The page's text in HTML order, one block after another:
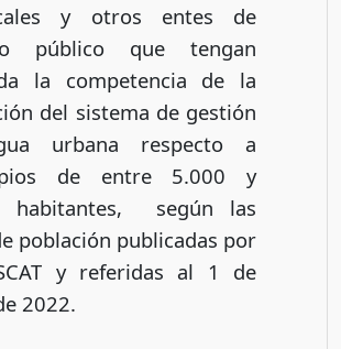
y otros entes de
público que tengan
la competencia de la
del sistema de gestión
urbana respecto a
de entre 5.000 y
habitantes, según las
población publicadas por
y referidas al 1 de
2022.